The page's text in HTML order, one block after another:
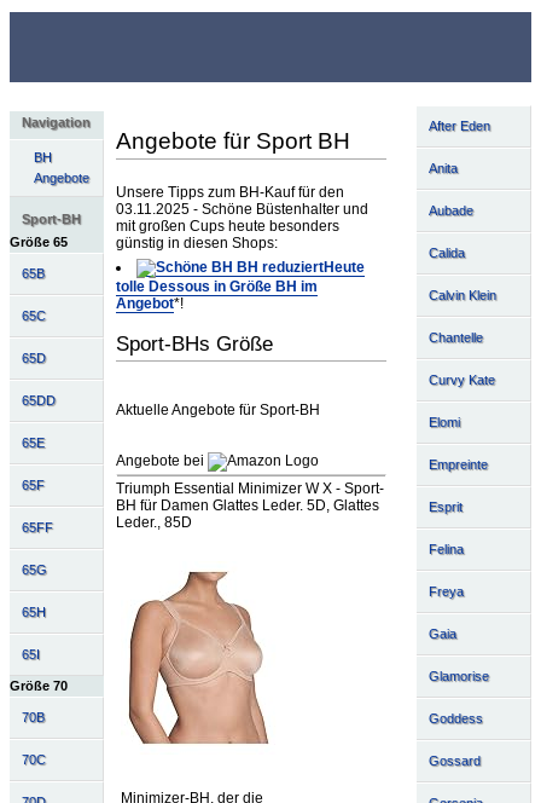
Navigation
BH
Angebote
Sport-BH
Größe 65
65B
65C
65D
65DD
65E
65F
65FF
65G
65H
65I
Größe 70
70B
70C
After Eden
Anita
Aubade
Calida
Calvin Klein
Chantelle
Curvy Kate
Elomi
Empreinte
Esprit
Felina
Freya
Gaia
Glamorise
Goddess
Gossard
Angebote für Sport BH
Unsere Tipps zum BH-Kauf für den
03.11.2025 - Schöne Büstenhalter und
mit großen Cups heute besonders
günstig in diesen Shops:
Heute
tolle Dessous in Größe BH im
Angebot*!
Sport-BHs Größe
Aktuelle Angebote für Sport-BH
Angebote bei
Triumph Essential Minimizer W X - Sport-
BH für Damen Glattes Leder. 5D, Glattes
Leder., 85D
Minimizer-BH, der die